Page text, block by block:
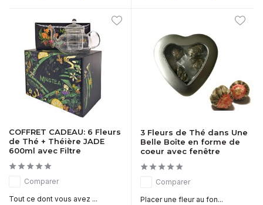
COFFRET CADEAU: 6 Fleurs
de Thé + Théière JADE
600ml avec Filtre
Comparer
Tout ce dont vous avez ...
3 Fleurs de Thé dans Une
Belle Boîte en forme de
coeur avec fenêtre
Comparer
Placer une fleur au fon...